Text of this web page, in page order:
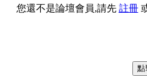
您還不是論壇會員,請先 註冊